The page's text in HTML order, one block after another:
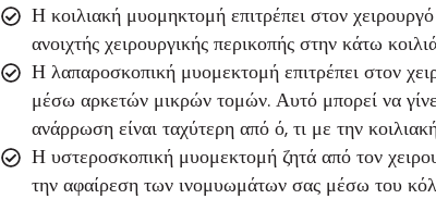
Η κοιλιακή μυομηκτομή επιτρέπει στον
ανοιχτής χειρουργικής περικοπής στην κάτω
Η λαπαροσκοπική μυομεκτομή επιτρέπει στον
μέσω αρκετών μικρών τομών. Αυτό μπορεί να
ανάρρωση είναι ταχύτερη από ό, τι με την
Η υστεροσκοπική μυομεκτομή ζητά από τον
την αφαίρεση των ινομυωμάτων σας μέσω του